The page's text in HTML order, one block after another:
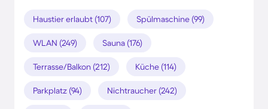
Haustier erlaubt (107) Spülmaschine (99)
WLAN (249) Sauna (176)
Terrasse/Balkon (212) Küche (114)
Parkplatz (94) Nichtraucher (242)